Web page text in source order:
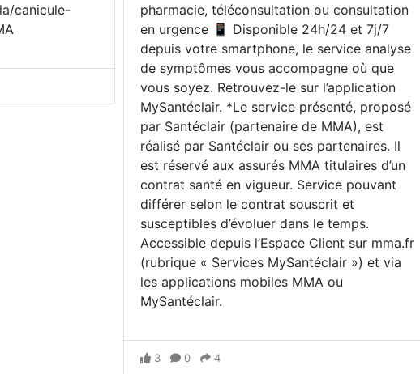
canicule-
pharmacie, téléconsultation ou consultation
en urgence 📱 Disponible 24h/24 et 7j/7
depuis votre smartphone, le service analyse
de symptômes vous accompagne où que
vous soyez. Retrouvez-le sur l’application
MySantéclair. *Le service présenté, proposé
par Santéclair (partenaire de MMA), est
réalisé par Santéclair ou ses partenaires. Il
est réservé aux assurés MMA titulaires d’un
contrat santé en vigueur. Service pouvant
différer selon le contrat souscrit et
susceptibles d’évoluer dans le temps.
Accessible depuis l’Espace Client sur mma.fr
(rubrique « Services MySantéclair ») et via
les applications mobiles MMA ou
MySantéclair.
3 0 4